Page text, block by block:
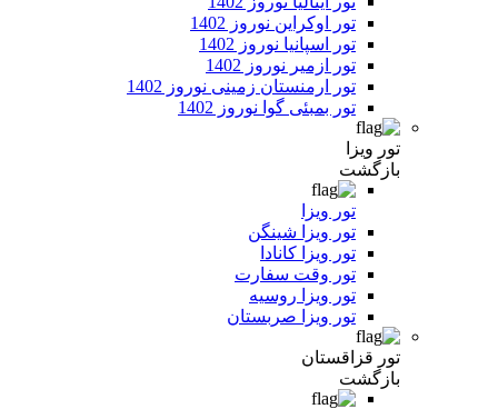
تور اوکراین نوروز 1402
تور اسپانیا نوروز 1402
تور ازمیر نوروز 1402
تور ارمنستان زمینی نوروز 1402
تور بمبئی گوا نوروز 1402
تور ویزا
بازگشت
تور ویزا
تور ویزا شینگن
تور ویزا کانادا
تور وقت سفارت
تور ویزا روسیه
تور ویزا صربستان
تور قزاقستان
بازگشت